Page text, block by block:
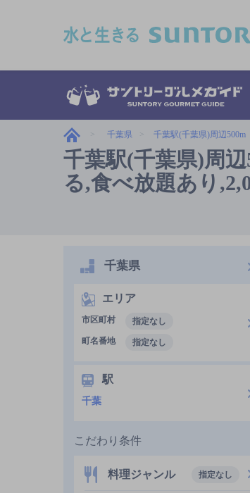
千葉県 千葉駅(千葉県)周辺500m
千葉駅(千葉県)周
る,食べ放題あり
千葉県
エリア
市区町村
指定なし
町名番地
指定なし
駅
千葉
こだわり条件
料理ジャンル 指定なし